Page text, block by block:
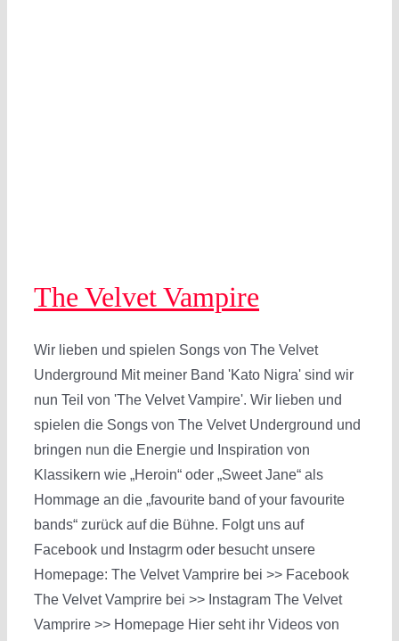
The Velvet Vampire
Wir lieben und spielen Songs von The Velvet
Underground Mit meiner Band 'Kato Nigra' sind wir
nun Teil von 'The Velvet Vampire'. Wir lieben und
spielen die Songs von The Velvet Underground und
bringen nun die Energie und Inspiration von
Klassikern wie „Heroin“ oder „Sweet Jane“ als
Hommage an die „favourite band of your favourite
bands“ zurück auf die Bühne. Folgt uns auf
Facebook und Instagrm oder besucht unsere
Homepage: The Velvet Vamprire bei >> Facebook
The Velvet Vamprire bei >> Instagram The Velvet
Vamprire >> Homepage Hier seht ihr Videos von